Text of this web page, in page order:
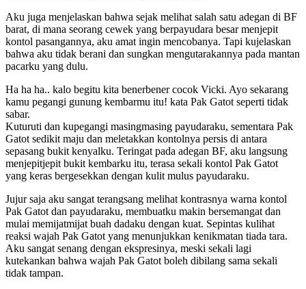
Aku juga menjelaskan bahwa sejak melihat salah satu adegan di BF
barat, di mana seorang cewek yang berpayudara besar menjepit
kontol pasangannya, aku amat ingin mencobanya. Tapi kujelaskan
bahwa aku tidak berani dan sungkan mengutarakannya pada mantan
pacarku yang dulu.
Ha ha ha.. kalo begitu kita benerbener cocok Vicki. Ayo sekarang
kamu pegangi gunung kembarmu itu! kata Pak Gatot seperti tidak
sabar.
Kuturuti dan kupegangi masingmasing payudaraku, sementara Pak
Gatot sedikit maju dan meletakkan kontolnya persis di antara
sepasang bukit kenyalku. Teringat pada adegan BF, aku langsung
menjepitjepit bukit kembarku itu, terasa sekali kontol Pak Gatot
yang keras bergesekkan dengan kulit mulus payudaraku.
Jujur saja aku sangat terangsang melihat kontrasnya warna kontol
Pak Gatot dan payudaraku, membuatku makin bersemangat dan
mulai memijatmijat buah dadaku dengan kuat. Sepintas kulihat
reaksi wajah Pak Gatot yang menunjukkan kenikmatan tiada tara.
Aku sangat senang dengan ekspresinya, meski sekali lagi
kutekankan bahwa wajah Pak Gatot boleh dibilang sama sekali
tidak tampan.